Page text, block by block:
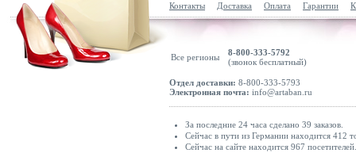
Контакты Доставка Оплата Гарантии
Все регионы
8-800-333-5792
(звонок бесплатный)
Отдел доставки: 8-800-333-5793
Электронная почта: info@artaban.ru
За последние 24 часа сделано 39 заказов.
Сейчас в пути из Германии находится 412
Сейчас на сайте находится 967 посетителей.